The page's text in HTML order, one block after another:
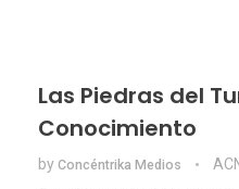
Las Piedras del
Conocimiento
by Concéntrika Medios